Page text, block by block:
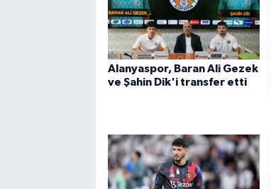
Alanyaspor, Baran Ali Gezek
ve Şahin Dik'i transfer etti